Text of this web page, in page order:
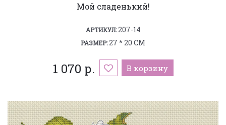
Мой сладенький!
АРТИКУЛ:207-14
РАЗМЕР:27 * 20 СМ
1 070 р. В корзину